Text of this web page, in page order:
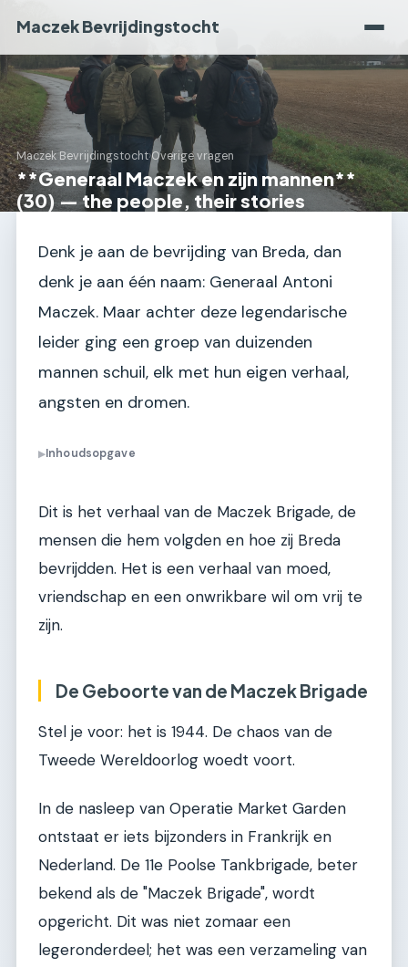
Maczek Bevrijdingstocht
Maczek Bevrijdingstocht›Overige vragen
**Generaal Maczek en zijn mannen**
(30) — the people, their stories
Denk je aan de bevrijding van Breda, dan
denk je aan één naam: Generaal Antoni
Maczek. Maar achter deze legendarische
leider ging een groep van duizenden
mannen schuil, elk met hun eigen verhaal,
angsten en dromen.
▶Inhoudsopgave
Dit is het verhaal van de Maczek Brigade, de
mensen die hem volgden en hoe zij Breda
bevrijdden. Het is een verhaal van moed,
vriendschap en een onwrikbare wil om vrij te
zijn.
De Geboorte van de Maczek Brigade
Stel je voor: het is 1944. De chaos van de
Tweede Wereldoorlog woedt voort.
In de nasleep van Operatie Market Garden
ontstaat er iets bijzonders in Frankrijk en
Nederland. De 11e Poolse Tankbrigade, beter
bekend als de "Maczek Brigade", wordt
opgericht. Dit was niet zomaar een
legeronderdeel; het was een verzameling van